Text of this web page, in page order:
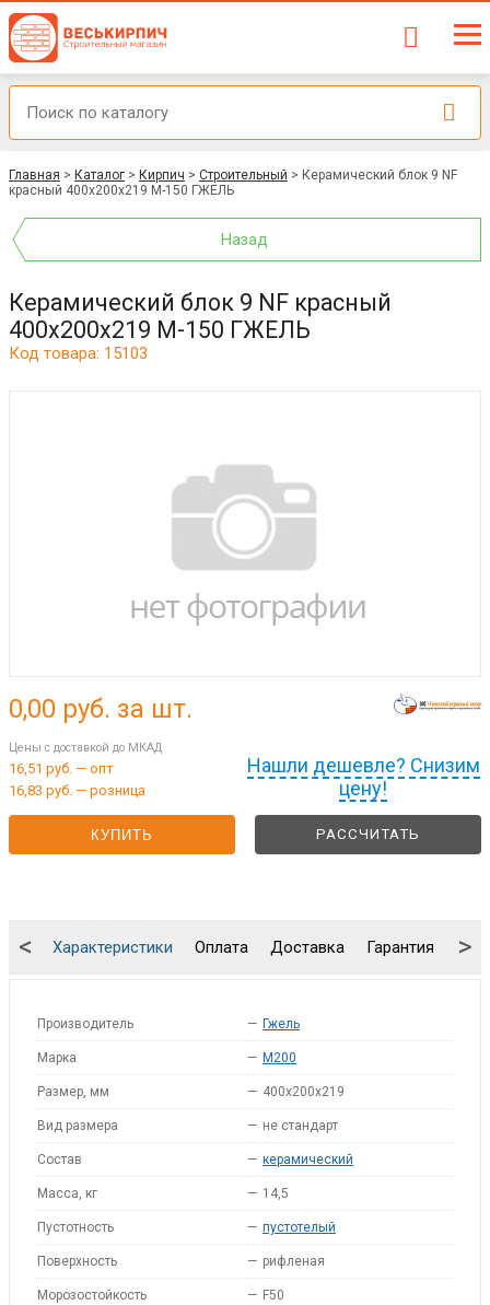
Главная > Каталог > Кирпич > Строительный > Керамический блок 9 NF
красный 400х200х219 М-150 ГЖЕЛЬ
Назад
Керамический блок 9 NF красный
400х200х219 М-150 ГЖЕЛЬ
Код товара: 15103
Нашли дешевле? Снизим
цену!
0,00 руб. за шт.
Цены с доставкой до МКАД
16,51 руб. — опт
16,83 руб. — розница
КУПИТЬ РАССЧИТАТЬ
Характеристики Оплата Доставка Гарантия
< >
Производитель — Гжель
Марка — M200
Размер, мм — 400х200х219
Вид размера — не стандарт
Состав — керамический
Масса, кг — 14,5
Пустотность — пустотелый
Поверхность — рифленая
Морозостойкость — F50